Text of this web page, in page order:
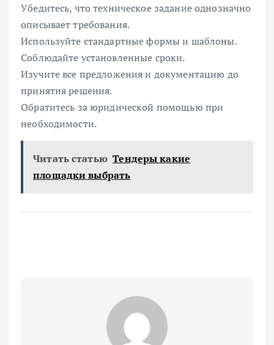
Убедитесь, что техническое задание однозначно
описывает требования.
Используйте стандартные формы и шаблоны.
Соблюдайте установленные сроки.
Изучите все предложения и документацию до
принятия решения.
Обратитесь за юридической помощью при
необходимости.
Читать статью Тендеры какие
площадки выбрать